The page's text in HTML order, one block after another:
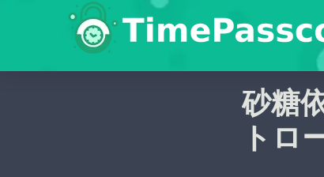
砂糖
トロ